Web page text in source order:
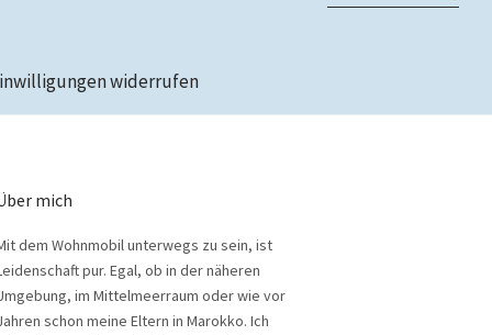
widerrufen
mich
dem Wohnmobil unterwegs zu sein, ist
pur. Egal, ob in der näheren
im Mittelmeerraum oder wie vor
schon meine Eltern in Marokko. Ich